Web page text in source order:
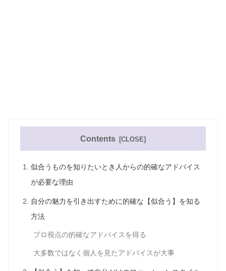
Contents
似合うものを知りたいとき人からの的確なアドバイス
が必要な理由
自分の魅力を引き出すために的確な【似合う】を知る
方法
プロ視点の的確なアドバイスを得る
大多数ではなく個人を見たアドバイスが大事